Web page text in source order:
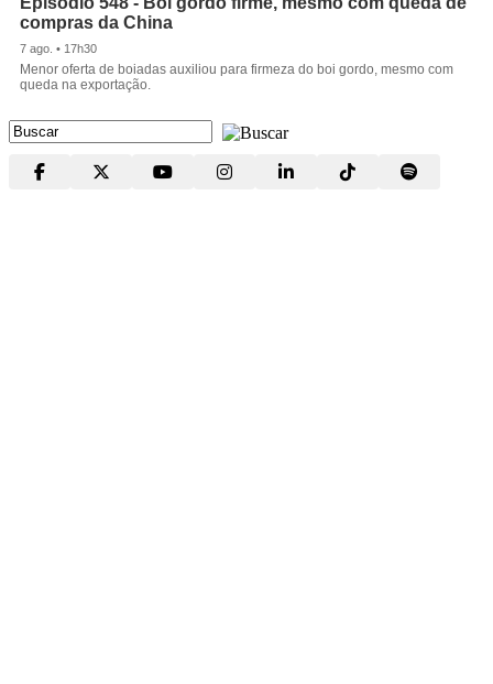
compras da China
7 ago. • 17h30
Menor oferta de boiadas auxiliou para firmeza do boi gordo, mesmo com
queda na exportação.